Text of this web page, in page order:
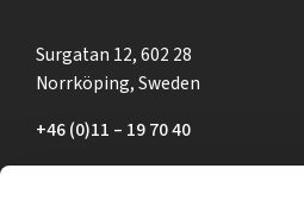
Surgatan 12, 602 28
Norrköping, Sweden
+46 (0)11 – 19 70 40